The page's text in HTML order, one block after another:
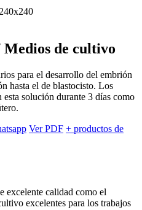
de cultivo
para el desarrollo del embrión
hasta el de blastocisto. Los
esta solución durante 3 días como
Ver PDF + productos de
excelente calidad como el
excelentes para los trabajos